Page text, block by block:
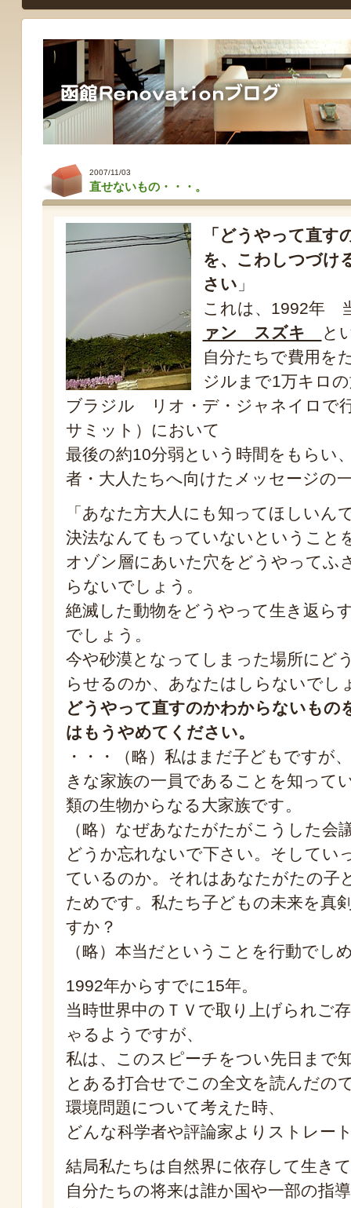
2007/11/03
直せないもの・・・。
「どうやって直す
を、こわしつづけ
さい 」
これは、1992年
ァン スズキ
と
自分たちで費用を
ジルまで1万キロ
ブラジル リオ・デ・ジャネイロで
サミット）において
最後の約10分弱という時間をもらい
者・大人たちへ向けたメッセージの
「あなた方大人にも知ってほしいん
決法なんてもっていないということ
オゾン層にあいた穴をどうやってふ
らないでしょう。
絶滅した動物をどうやって生き返ら
でしょう。
今や砂漠となってしまった場所にど
らせるのか、あなたはしらないでし
どうやって直すのかわからないもの
はもうやめてください。
・・・（略）私はまだ子どもですが
きな家族の一員であることを知って
類の生物からなる大家族です。
（略）なぜあなたがたがこうした会
どうか忘れないで下さい。そしてい
ているのか。それはあなたがたの子
ためです。私たち子どもの未来を真
すか？
（略）本当だということを行動でし
1992年からすでに15年。
当時世界中のＴＶで取り上げられご
ゃるようですが、
私は、このスピーチをつい先日まで
とある打合せでこの全文を読んだの
環境問題について考えた時、
どんな科学者や評論家よりストレー
結局私たちは自然界に依存して生き
自分たちの将来は誰か国や一部の指